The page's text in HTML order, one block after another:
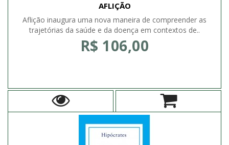
AFLIÇÃO
Aflição inaugura uma nova maneira de compreender as
trajetórias da saúde e da doença em contextos de..
R$ 106,00